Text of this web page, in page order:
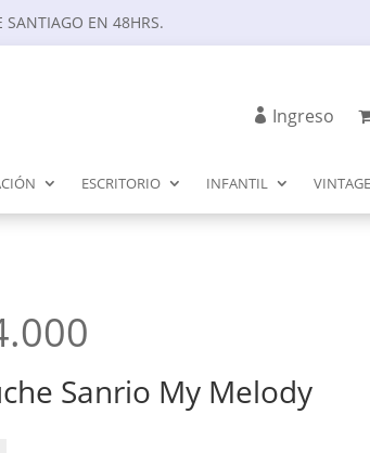
SANTIAGO EN 48HRS.
Ingreso
ESCRITORIO INFANTIL VINTAGE
Sanrio My Melody